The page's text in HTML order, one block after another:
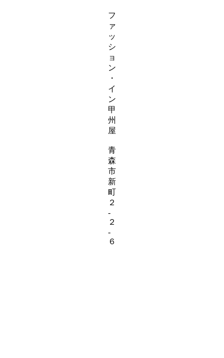
フ
ァ
ッ
シ
ョ
ン
・
イ
ン
甲
州
屋
青
森
市
新
町
２
-
２
-
６